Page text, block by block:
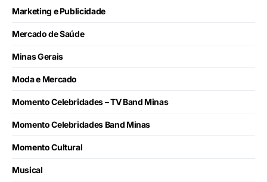
Marketing e Publicidade
Mercado de Saúde
Minas Gerais
Moda e Mercado
Momento Celebridades – TV Band Minas
Momento Celebridades Band Minas
Momento Cultural
Musical